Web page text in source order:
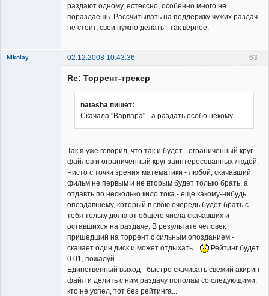
раздают одному, естессно, особенно много не
пораздаешь. Рассчитывать на поддержку чужих раздач
не стоит, свои нужно делать - так вернее.
63
Nikolay
02.12.2008 10:43:36
Re: Торрент-трекер
natasha пишет:
Скачала "Варвара" - а раздать особо некому.
Так я уже говорил, что так и будет - ограниченный круг
файлов и ограниченный круг заинтересованных людей.
Чисто с точки зрения математики - любой, скачавший
фильм не первым и не вторым будет только брать, а
отдавть по несколько кило тока - еще какому-нибудь
опоздавшему, который в свою очередь будет брать с
тебя тольку долю от общего числа скачавших и
оставшихся на раздаче. В результате человек
пришедший на торрент с сильным опозданием -
скачает один диск и может отдыхать...
Рейтинг будет
0.01, пожалуй.
Единственный выход - быстро скачивать свежий акирин
файл и делить с ним раздачу пополам со следующими,
кто не успел, тот без рейтинга...